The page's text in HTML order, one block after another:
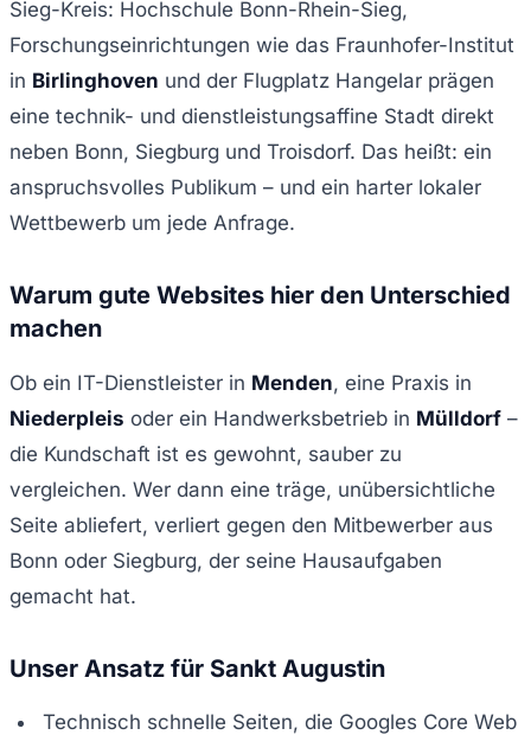
Sieg-Kreis: Hochschule Bonn-Rhein-Sieg,
Forschungseinrichtungen wie das Fraunhofer-Institut
in Birlinghoven und der Flugplatz Hangelar prägen
eine technik- und dienstleistungsaffine Stadt direkt
neben Bonn, Siegburg und Troisdorf. Das heißt: ein
anspruchsvolles Publikum – und ein harter lokaler
Wettbewerb um jede Anfrage.
Warum gute Websites hier den Unterschied
machen
Ob ein IT-Dienstleister in Menden, eine Praxis in
Niederpleis oder ein Handwerksbetrieb in Mülldorf –
die Kundschaft ist es gewohnt, sauber zu
vergleichen. Wer dann eine träge, unübersichtliche
Seite abliefert, verliert gegen den Mitbewerber aus
Bonn oder Siegburg, der seine Hausaufgaben
gemacht hat.
Unser Ansatz für Sankt Augustin
Technisch schnelle Seiten, die Googles Core Web